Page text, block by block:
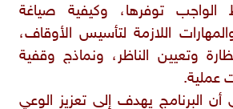
الواجب توفرها، وكيفية صياغة
اللازمة لتأسيس الأوقاف،
وتعيين الناظر، ونماذج وقفية
عملية.
أن البرنامج يهدف إلى تعزيز الوعي